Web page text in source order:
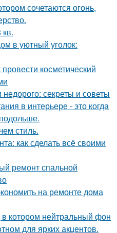
сочетаются огонь,
в уютный уголок:
косметический
секреты и советы
в интерьере - это когда
стиль.
как сделать всё своими
ремонт спальной
на ремонте дома
котором нейтральный фон
для ярких акцентов.